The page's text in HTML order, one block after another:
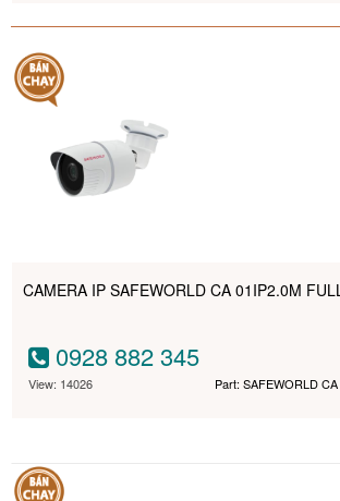
CAMERA IP SAFEWORLD CA 01IP2.0M
0928 882 345
View: 14026 Part: SAFEWORLD